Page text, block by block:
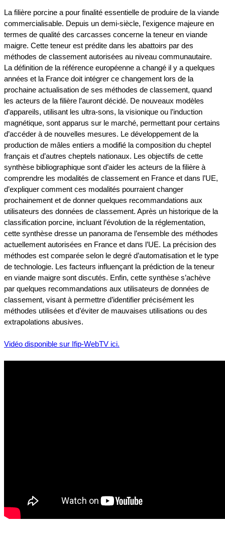
La filière porcine a pour finalité essentielle de produire de la viande
commercialisable. Depuis un demi-siècle, l’exigence majeure en
termes de qualité des carcasses concerne la teneur en viande
maigre. Cette teneur est prédite dans les abattoirs par des
méthodes de classement autorisées au niveau communautaire.
La définition de la référence européenne a changé il y a quelques
années et la France doit intégrer ce changement lors de la
prochaine actualisation de ses méthodes de classement, quand
les acteurs de la filière l’auront décidé. De nouveaux modèles
d’appareils, utilisant les ultra-sons, la visionique ou l’induction
magnétique, sont apparus sur le marché, permettant pour certains
d’accéder à de nouvelles mesures. Le développement de la
production de mâles entiers a modifié la composition du cheptel
français et d’autres cheptels nationaux. Les objectifs de cette
synthèse bibliographique sont d’aider les acteurs de la filière à
comprendre les modalités de classement en France et dans l’UE,
d’expliquer comment ces modalités pourraient changer
prochainement et de donner quelques recommandations aux
utilisateurs des données de classement. Après un historique de la
classification porcine, incluant l’évolution de la réglementation,
cette synthèse dresse un panorama de l’ensemble des méthodes
actuellement autorisées en France et dans l’UE. La précision des
méthodes est comparée selon le degré d’automatisation et le type
de technologie. Les facteurs influençant la prédiction de la teneur
en viande maigre sont discutés. Enfin, cette synthèse s’achève
par quelques recommandations aux utilisateurs de données de
classement, visant à permettre d’identifier précisément les
méthodes utilisées et d’éviter de mauvaises utilisations ou des
extrapolations abusives.
Vidéo disponible sur Ifip-WebTV ici.